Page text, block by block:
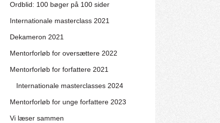
Ordblid: 100 bøger på 100 sider
Internationale masterclass 2021
Dekameron 2021
Mentorforløb for oversættere 2022
Mentorforløb for forfattere 2021
Internationale masterclasses 2024
Mentorforløb for unge forfattere 2023
Vi læser sammen